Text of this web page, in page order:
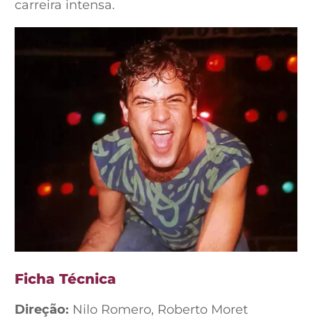
carreira intensa.
Ficha Técnica
Direção: Nilo Romero, Roberto Moret